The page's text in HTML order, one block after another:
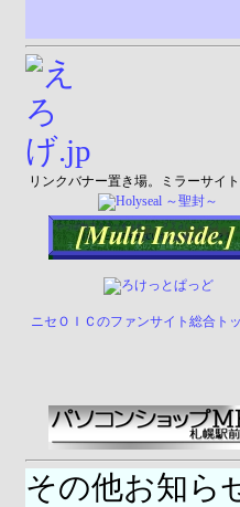
リンクバナー置き場。ミラーサイ
ニセＯＩＣのファンサイト総合トッ
その他お知ら